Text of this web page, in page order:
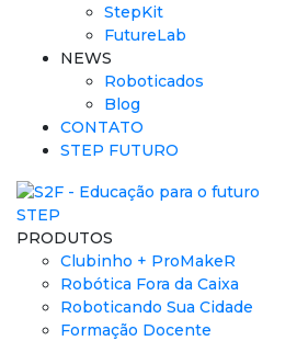
StepKit
FutureLab
NEWS
Roboticados
Blog
CONTATO
STEP FUTURO
STEP
PRODUTOS
Clubinho + ProMakeR
Robótica Fora da Caixa
Roboticando Sua Cidade
Formação Docente